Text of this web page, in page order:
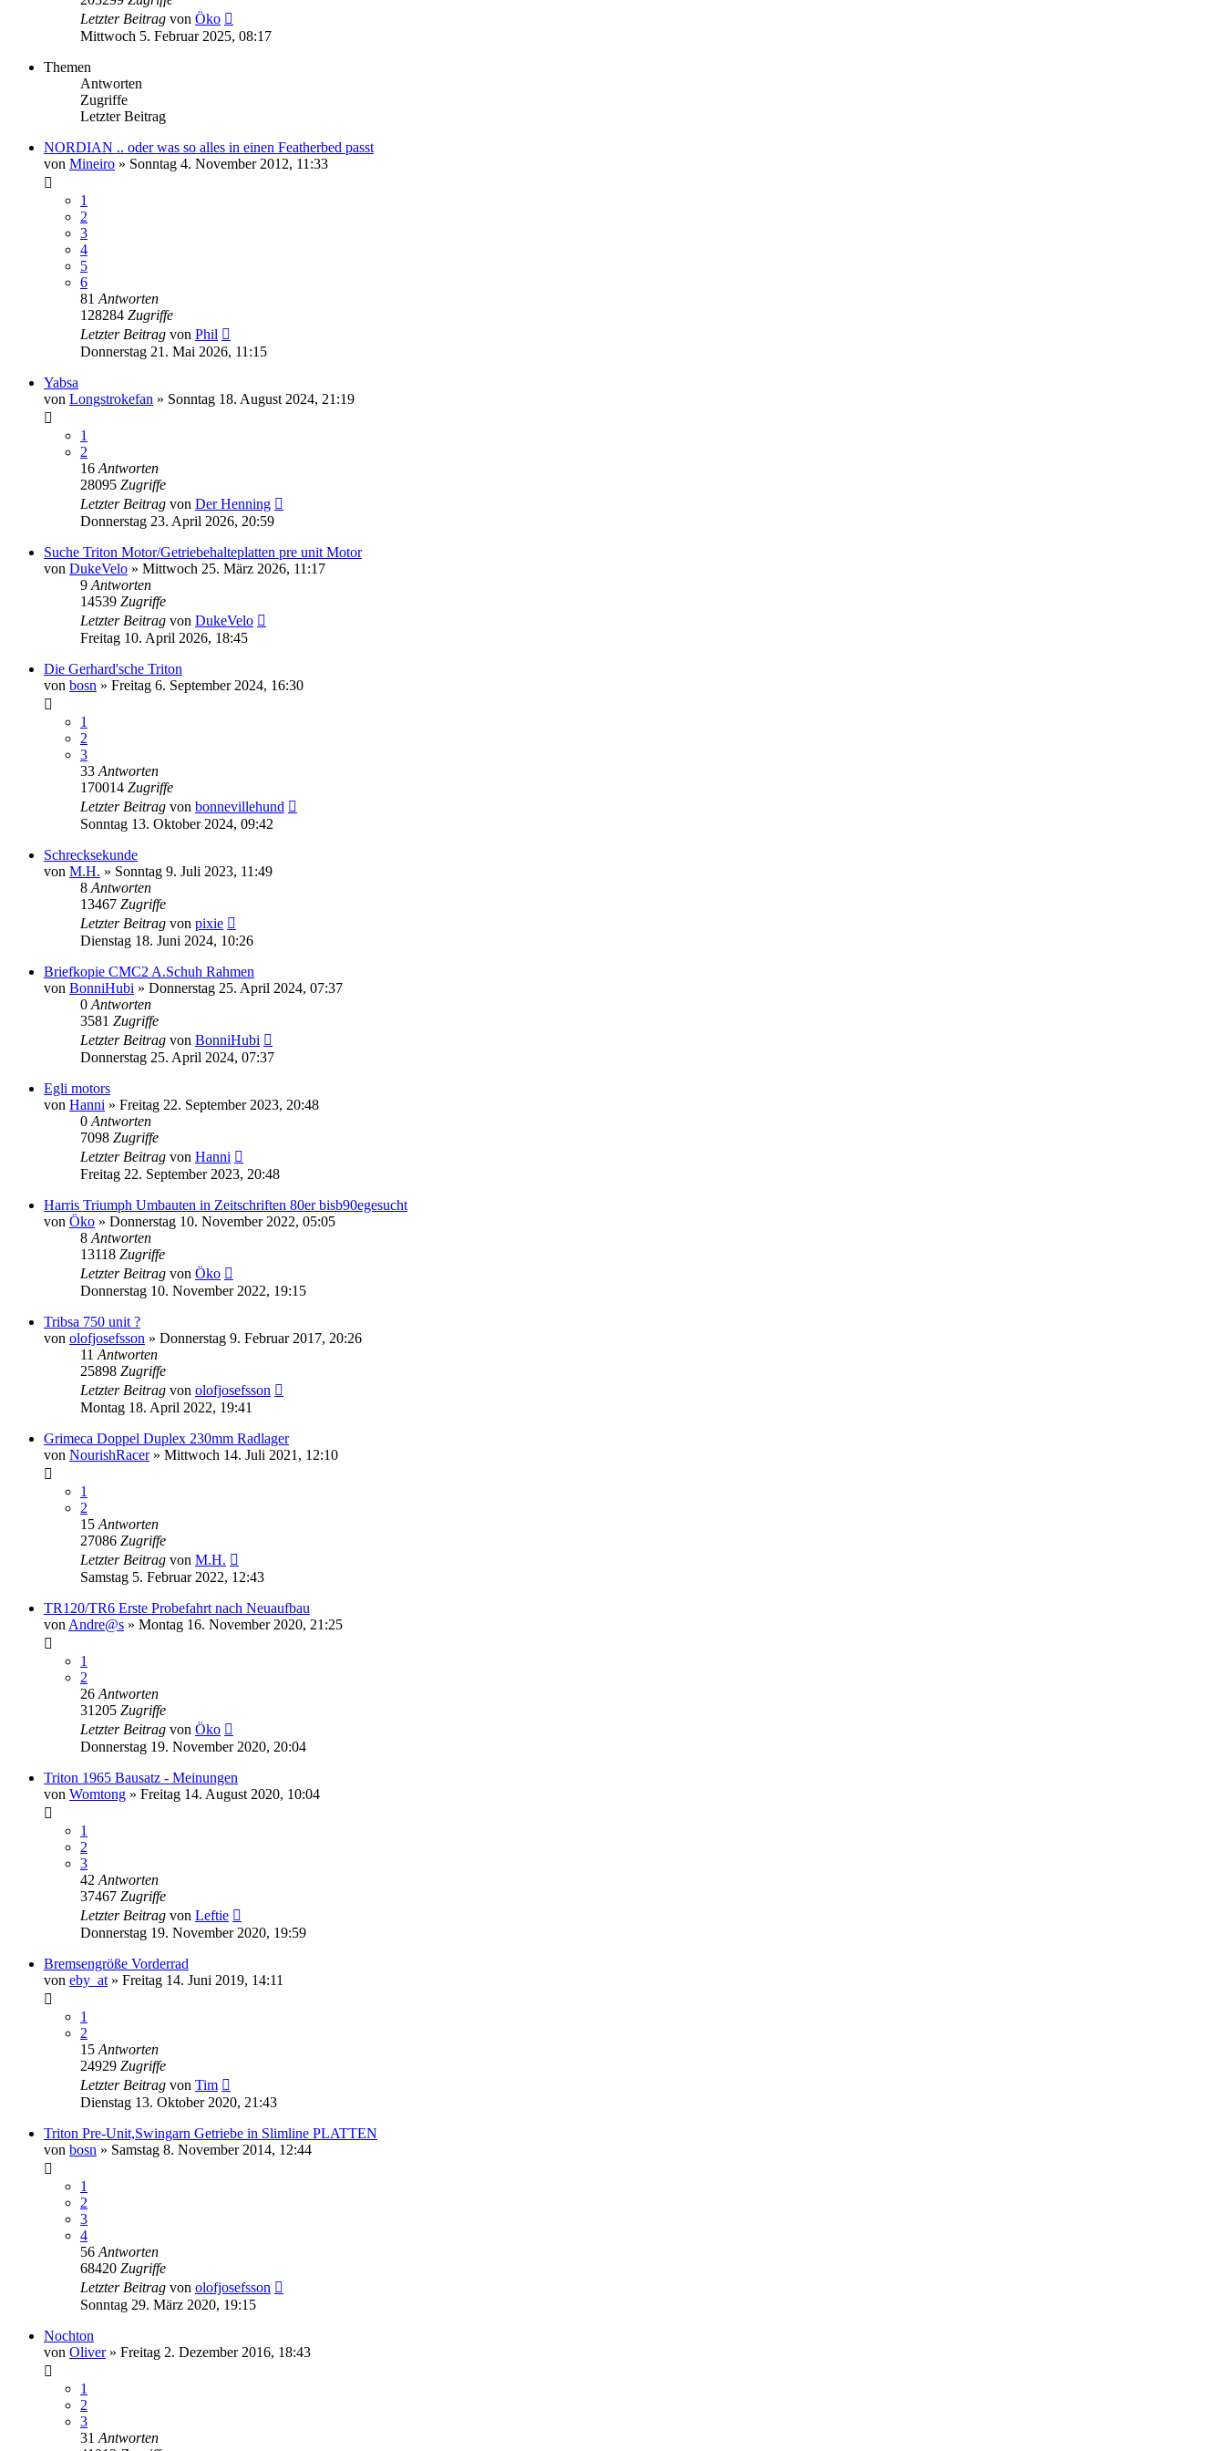
Letzter Beitrag von Öko
Mittwoch 5. Februar 2025, 08:17
Themen
Antworten
Zugriffe
Letzter Beitrag
NORDIAN .. oder was so alles in einen Featherbed passt
von Mineiro » Sonntag 4. November 2012, 11:33
1
2
3
4
5
6
81 Antworten
128284 Zugriffe
Letzter Beitrag von Phil
Donnerstag 21. Mai 2026, 11:15
Yabsa
von Longstrokefan » Sonntag 18. August 2024, 21:19
1
2
16 Antworten
28095 Zugriffe
Letzter Beitrag von Der Henning
Donnerstag 23. April 2026, 20:59
Suche Triton Motor/Getriebehalteplatten pre unit Motor
von DukeVelo » Mittwoch 25. März 2026, 11:17
9 Antworten
14539 Zugriffe
Letzter Beitrag von DukeVelo
Freitag 10. April 2026, 18:45
Die Gerhard'sche Triton
von bosn » Freitag 6. September 2024, 16:30
1
2
3
33 Antworten
170014 Zugriffe
Letzter Beitrag von bonnevillehund
Sonntag 13. Oktober 2024, 09:42
Schrecksekunde
von M.H. » Sonntag 9. Juli 2023, 11:49
8 Antworten
13467 Zugriffe
Letzter Beitrag von pixie
Dienstag 18. Juni 2024, 10:26
Briefkopie CMC2 A.Schuh Rahmen
von BonniHubi » Donnerstag 25. April 2024, 07:37
0 Antworten
3581 Zugriffe
Letzter Beitrag von BonniHubi
Donnerstag 25. April 2024, 07:37
Egli motors
von Hanni » Freitag 22. September 2023, 20:48
0 Antworten
7098 Zugriffe
Letzter Beitrag von Hanni
Freitag 22. September 2023, 20:48
Harris Triumph Umbauten in Zeitschriften 80er bisb90egesucht
von Öko » Donnerstag 10. November 2022, 05:05
8 Antworten
13118 Zugriffe
Letzter Beitrag von Öko
Donnerstag 10. November 2022, 19:15
Tribsa 750 unit ?
von olofjosefsson » Donnerstag 9. Februar 2017, 20:26
11 Antworten
25898 Zugriffe
Letzter Beitrag von olofjosefsson
Montag 18. April 2022, 19:41
Grimeca Doppel Duplex 230mm Radlager
von NourishRacer» Mittwoch 14. Juli 2021, 12:10
1
2
15 Antworten
27086 Zugriffe
Letzter Beitrag von M.H.
Samstag 5. Februar 2022, 12:43
TR120/TR6 Erste Probefahrt nach Neuaufbau
von Andre@s » Montag 16. November 2020, 21:25
1
2
26 Antworten
31205 Zugriffe
Letzter Beitrag von Öko
Donnerstag 19. November 2020, 20:04
Triton 1965 Bausatz - Meinungen
von Womtong » Freitag 14. August 2020, 10:04
1
2
3
42 Antworten
37467 Zugriffe
Letzter Beitrag von Leftie
Donnerstag 19. November 2020, 19:59
Bremsengröße Vorderrad
von eby_at » Freitag 14. Juni 2019, 14:11
1
2
15 Antworten
24929 Zugriffe
Letzter Beitrag von Tim
Dienstag 13. Oktober 2020, 21:43
Triton Pre-Unit,Swingarn Getriebe in Slimline PLATTEN
von bosn » Samstag 8. November 2014, 12:44
1
2
3
4
56 Antworten
68420 Zugriffe
Letzter Beitrag von olofjosefsson
Sonntag 29. März 2020, 19:15
Nochton
von Oliver» Freitag 2. Dezember 2016, 18:43
1
2
3
31 Antworten